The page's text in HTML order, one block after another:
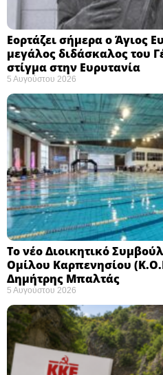
Εορτάζει σήμερα ο Άγιος
μεγάλος διδάσκαλος του
στίγμα στην Ευρυτανία
5 Αυγούστου 2026
Το νέο Διοικητικό
Ομίλου Καρπενησίου
Δημήτρης Μπαλτάς
5 Αυγούστου 2026